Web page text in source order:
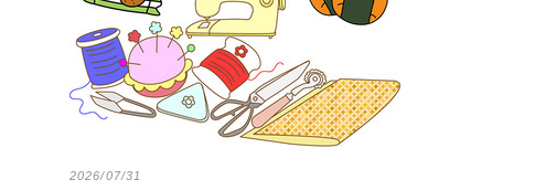
2026/07/31